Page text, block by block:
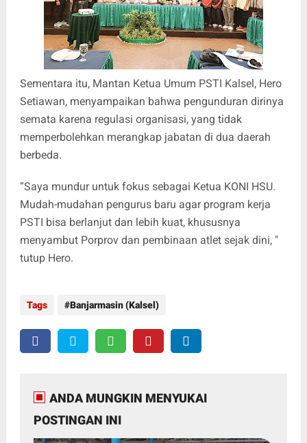
Sementara itu, Mantan Ketua Umum PSTI Kalsel, Hero
Setiawan, menyampaikan bahwa pengunduran dirinya
semata karena regulasi organisasi, yang tidak
memperbolehkan merangkap jabatan di dua daerah
berbeda.
“Saya mundur untuk fokus sebagai Ketua KONI HSU.
Mudah-mudahan pengurus baru agar program kerja
PSTI bisa berlanjut dan lebih kuat, khususnya
menyambut Porprov dan pembinaan atlet sejak dini, "
tutup Hero.
Tags Banjarmasin (Kalsel)
ANDA MUNGKIN MENYUKAI
POSTINGAN INI